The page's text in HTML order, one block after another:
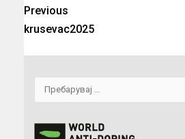
Previous
krusevac2025